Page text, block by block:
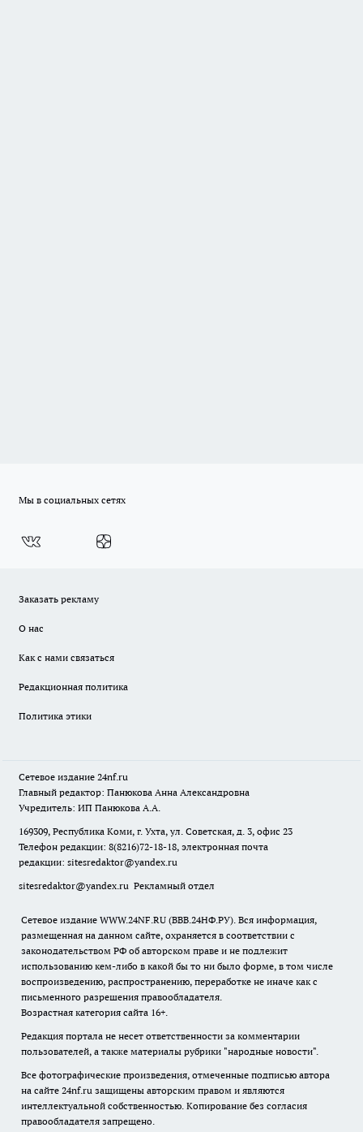
Мы в социальных сетях
Заказать рекламу
О нас
Как с нами связаться
Редакционная политика
Политика этики
Сетевое издание 24nf.ru
Главный редактор: Панюкова Анна Александровна
Учредитель: ИП Панюкова А.А.
169309, Республика Коми, г. Ухта, ул. Советская, д. 3, офис 23
Телефон редакции: 8(8216)72-18-18, электронная почта
редакции: sitesredaktor@yandex.ru
sitesredaktor@yandex.ru Рекламный отдел
Сетевое издание WWW.24NF.RU (ВВВ.24НФ.РУ). Вся информация,
размещенная на данном сайте, охраняется в соответствии с
законодательством РФ об авторском праве и не подлежит
использованию кем-либо в какой бы то ни было форме, в том числе
воспроизведению, распространению, переработке не иначе как с
письменного разрешения правообладателя.
Возрастная категория сайта 16+.
Редакция портала не несет ответственности за комментарии
пользователей, а также материалы рубрики "народные новости".
Все фотографические произведения, отмеченные подписью автора
на сайте 24nf.ru защищены авторским правом и являются
интеллектуальной собственностью. Копирование без согласия
правообладателя запрещено.